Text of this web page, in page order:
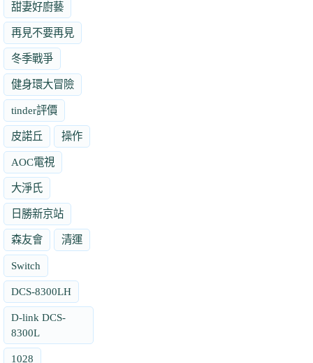
甜妻好廚藝
再見不要再見
冬季戰爭
健身環大冒險
tinder評價
皮諾丘 操作
AOC電視
大淨氏
日勝新京站
森友會 清運
Switch
DCS-8300LH
D-link DCS-
8300L
1028